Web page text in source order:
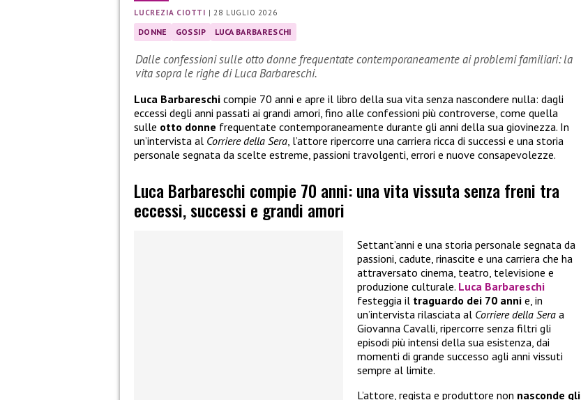
LUCREZIA CIOTTI | 28 LUGLIO 2026
DONNE GOSSIP LUCA BARBARESCHI
Dalle confessioni sulle otto donne frequentate contemporaneamente ai problemi familiari: la
vita sopra le righe di Luca Barbareschi.
Luca Barbareschi compie 70 anni e apre il libro della sua vita senza nascondere nulla: dagli
eccessi degli anni passati ai grandi amori, fino alle confessioni più controverse, come quella
sulle otto donne frequentate contemporaneamente durante gli anni della sua giovinezza. In
un’intervista al Corriere della Sera, l’attore ripercorre una carriera ricca di successi e una storia
personale segnata da scelte estreme, passioni travolgenti, errori e nuove consapevolezze.
Luca Barbareschi compie 70 anni: una vita vissuta senza freni tra
eccessi, successi e grandi amori
Settant’anni e una storia personale segnata da
passioni, cadute, rinascite e una carriera che ha
attraversato cinema, teatro, televisione e
produzione culturale. Luca Barbareschi
festeggia il traguardo dei 70 anni e, in
un’intervista rilasciata al Corriere della Sera a
Giovanna Cavalli, ripercorre senza filtri gli
episodi più intensi della sua esistenza, dai
momenti di grande successo agli anni vissuti
sempre al limite.
L’attore, regista e produttore non nasconde gli